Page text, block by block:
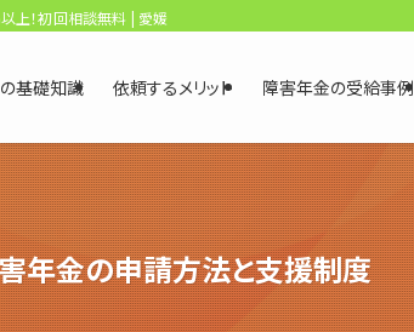
！初回相談無料 | 愛媛・松山障害年金相談センター
基礎知識 依頼するメリット 障害年金の受給事例
年金の申請方法と支援制度